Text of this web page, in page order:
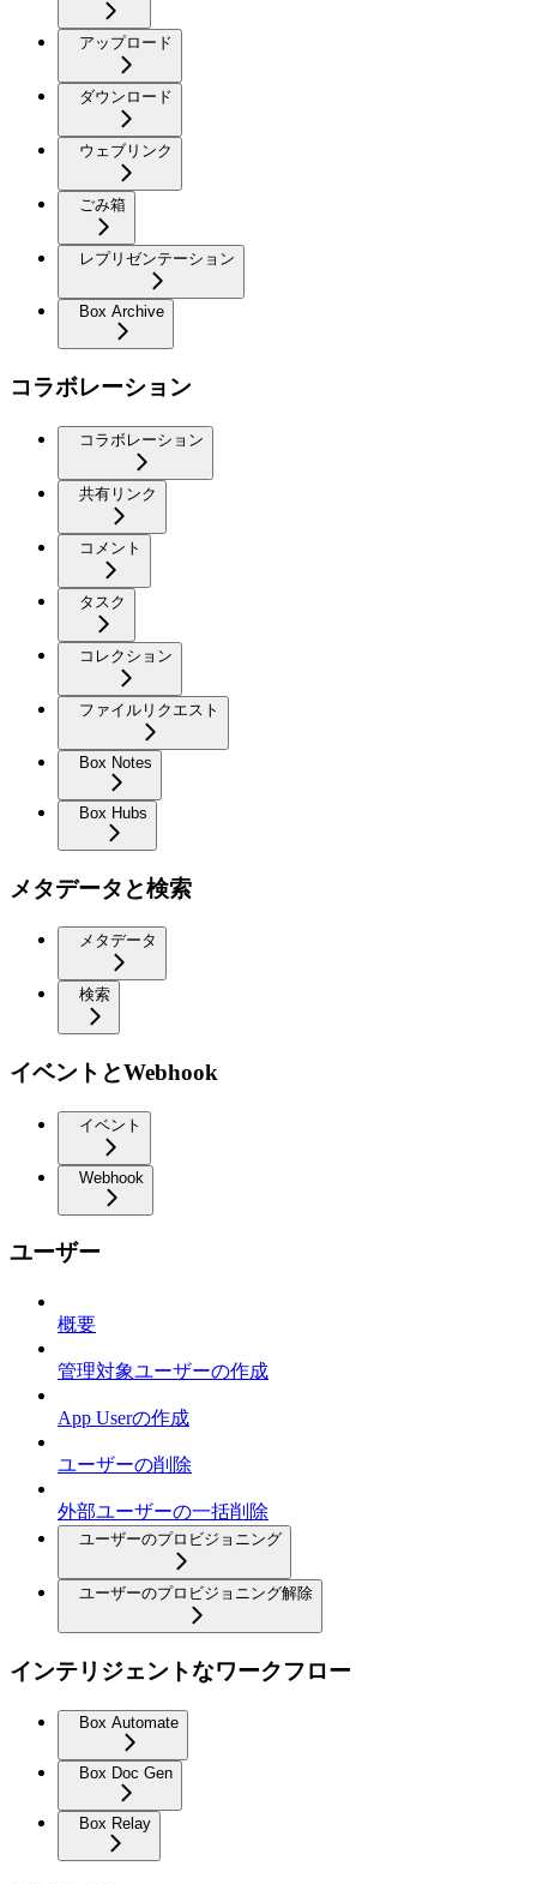
アップロード
ダウンロード
ウェブリンク
ごみ箱
レプリゼンテーション
Box Archive
コラボレーション
コラボレーション
共有リンク
コメント
タスク
コレクション
ファイルリクエスト
Box Notes
Box Hubs
メタデータと検索
メタデータ
検索
イベントとWebhook
イベント
Webhook
ユーザー
概要
管理対象ユーザーの作成
App Userの作成
ユーザーの削除
外部ユーザーの一括削除
ユーザーのプロビジョニング
ユーザーのプロビジョニング解除
インテリジェントなワークフロー
Box Automate
Box Doc Gen
Box Relay